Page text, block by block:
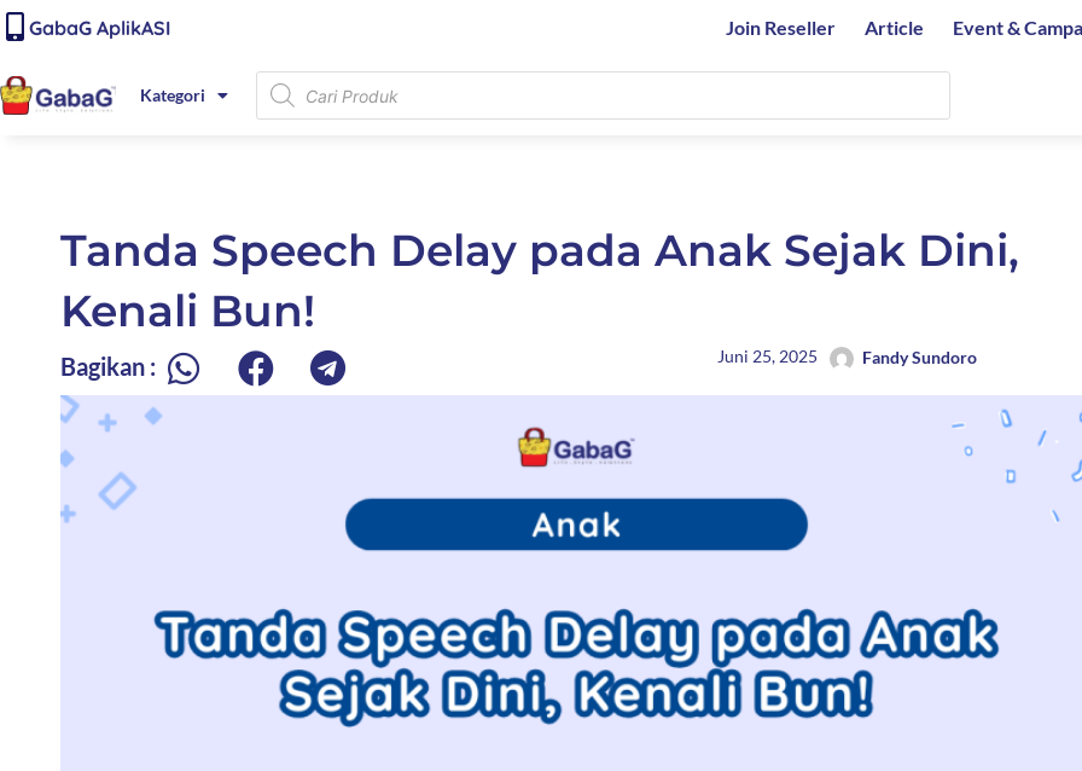
content
Lewati
ke
konten
GabaG AplikASI Join Reseller Article Event &
Kategori
Products
search
Tanda Speech Delay pada Anak Sejak Dini,
Kenali Bun!
Bagikan : Juni 25, 2025 Fandy Sundoro